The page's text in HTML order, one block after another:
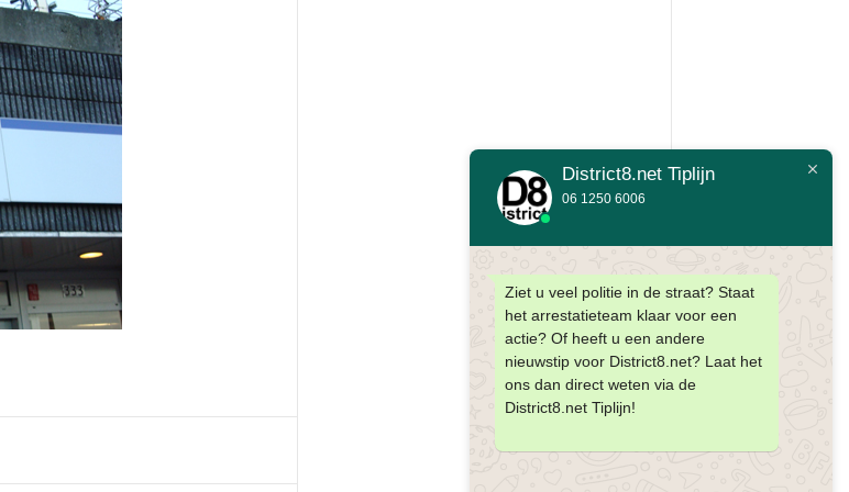
District8.net Tiplijn
06 1250 6006
Ziet u veel politie in de straat? Staat
het arrestatieteam klaar voor een
actie? Of heeft u een andere
nieuwstip voor District8.net? Laat het
ons dan direct weten via de
District8.net Tiplijn!